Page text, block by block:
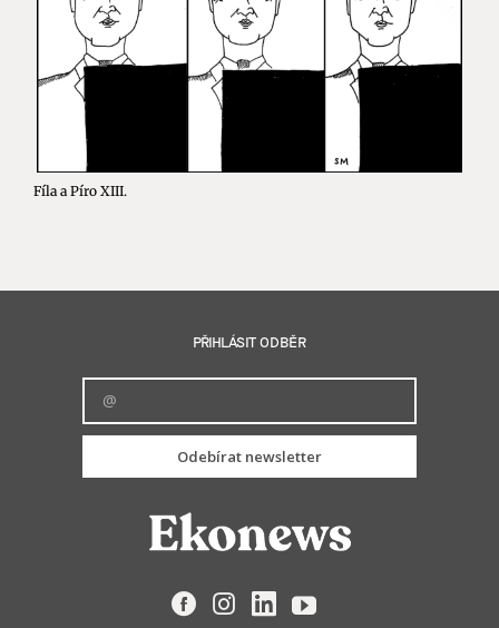
Fíla a Píro XIII.
PŘIHLÁSIT ODBĚR
Odebírat newsletter
FacebookInstagramLinkedIn
YouTube